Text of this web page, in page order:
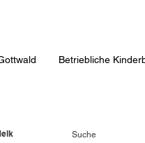
Betriebliche